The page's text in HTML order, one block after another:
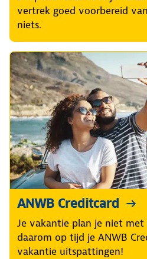
vertrek goed voorbereid
niets.
ANWB Creditcard
Je vakantie plan je niet met
daarom op tijd je ANWB
vakantie uitspattingen!